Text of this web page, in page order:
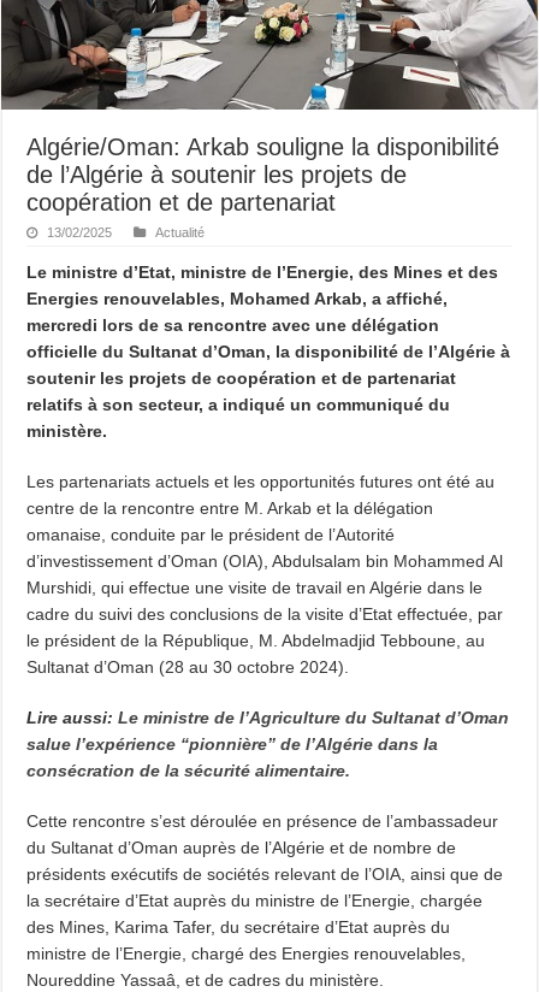
Algérie/Oman: Arkab souligne la disponibilité
de l’Algérie à soutenir les projets de
coopération et de partenariat
13/02/2025 Actualité
Le ministre d’Etat, ministre de l’Energie, des Mines et des
Energies renouvelables, Mohamed Arkab, a affiché,
mercredi lors de sa rencontre avec une délégation
officielle du Sultanat d’Oman, la disponibilité de l’Algérie à
soutenir les projets de coopération et de partenariat
relatifs à son secteur, a indiqué un communiqué du
ministère.
Les partenariats actuels et les opportunités futures ont été au
centre de la rencontre entre M. Arkab et la délégation
omanaise, conduite par le président de l’Autorité
d’investissement d’Oman (OIA), Abdulsalam bin Mohammed Al
Murshidi, qui effectue une visite de travail en Algérie dans le
cadre du suivi des conclusions de la visite d’Etat effectuée, par
le président de la République, M. Abdelmadjid Tebboune, au
Sultanat d’Oman (28 au 30 octobre 2024).
Lire aussi:Le ministre de l’Agriculture du Sultanat d’Oman
salue l’expérience “pionnière” de l’Algérie dans la
consécration de la sécurité alimentaire.
Cette rencontre s’est déroulée en présence de l’ambassadeur
du Sultanat d’Oman auprès de l’Algérie et de nombre de
présidents exécutifs de sociétés relevant de l’OIA, ainsi que de
la secrétaire d’Etat auprès du ministre de l’Energie, chargée
des Mines, Karima Tafer, du secrétaire d’Etat auprès du
ministre de l’Energie, chargé des Energies renouvelables,
Noureddine Yassaâ, et de cadres du ministère.